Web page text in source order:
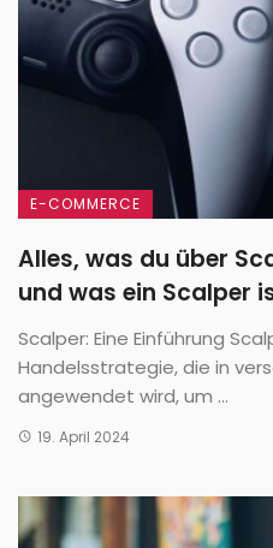
E-COMMERCE
Alles, was du über
und was ein Scalper
Scalper: Eine Einführung
Handelsstrategie, die in
angewendet wird, um ...
19. April 2024